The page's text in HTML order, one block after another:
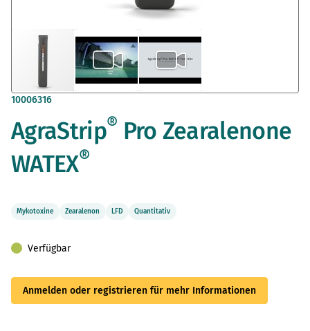
Zum
der
Bildergalerie
10006316
AgraStrip® Pro Zearalenone
WATEX®
Mykotoxine Zearalenon LFD Quantitativ
Verfügbar
Anmelden oder registrieren für mehr Informationen